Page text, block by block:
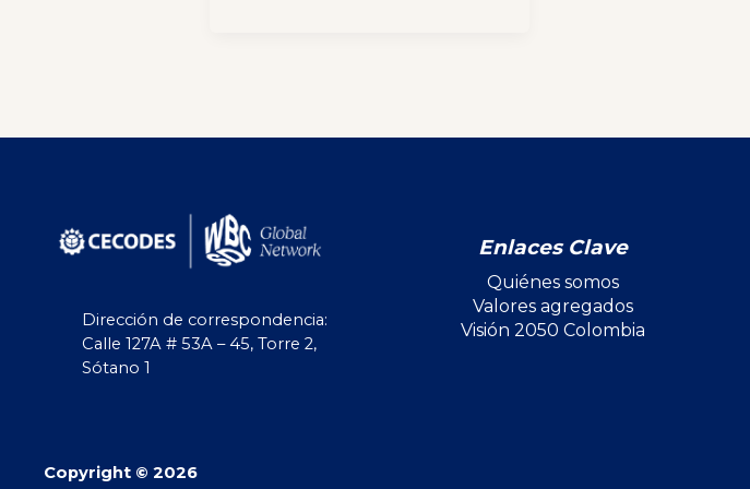
Dirección de correspondencia:
Calle 127A # 53A – 45, Torre 2,
Sótano 1
Enlaces Clave
Quiénes somos
Valores agregados
Visión 2050 Colombia
Copyright © 2026